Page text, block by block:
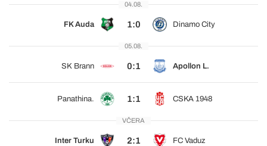
04.08.
FK Auda 1:0 Dinamo City
05.08.
SK Brann 0:1 Apollon L.
Panathina. 1:1 CSKA 1948
VČERA
Inter Turku 2:1 FC Vaduz